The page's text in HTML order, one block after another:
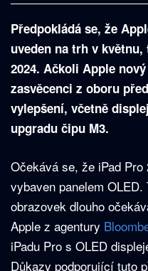
Předpokládá se, že
uveden na trh v květnu,
2024. Ačkoli Apple
zasvěcenci z oboru
vylepšení, včetně
upgradu čipu M3.
Očekává se, že iPad
vybaven panelem
obrazovek dlouho
Apple z agentury
iPadu Pro s OLED
Důkazy podporující tuto